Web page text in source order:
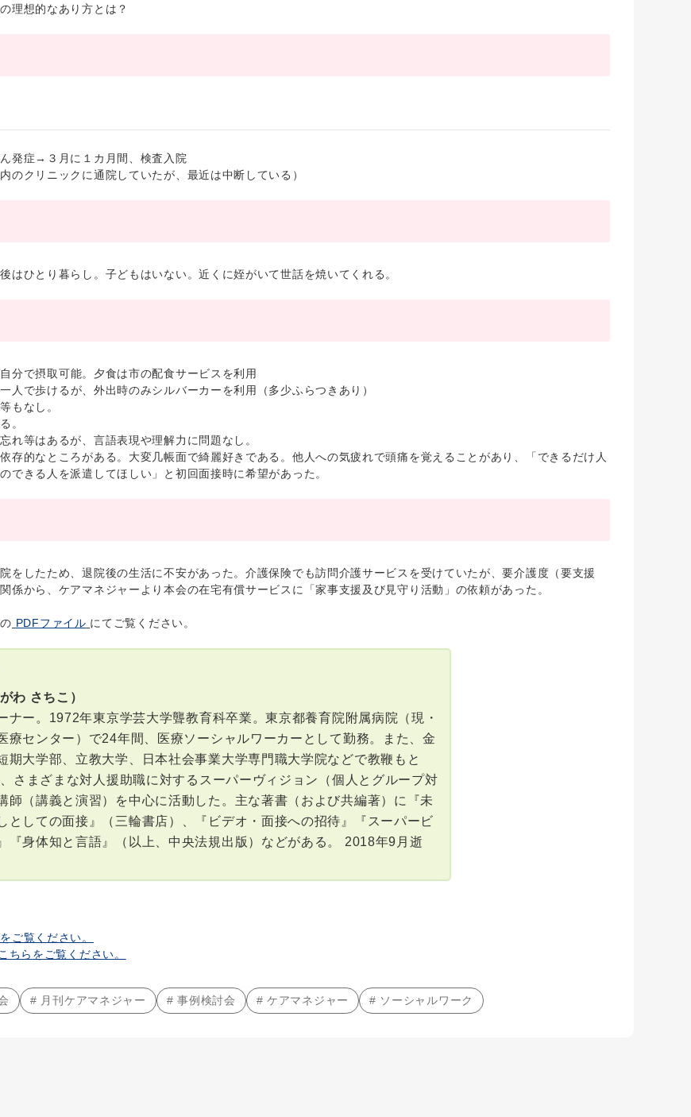
理想的なあり方とは？
ん発症→３月に１カ月間、検査入院
のクリニックに通院していたが、最近は中断している）
はひとり暮らし。子どもはいない。近くに姪がいて世話を焼いてくれる。
分で摂取可能。夕食は市の配食サービスを利用
人で歩けるが、外出時のみシルバーカーを利用（多少ふらつきあり）
もなし。
。
忘れ等はあるが、言語表現や理解力に問題なし。
依存的なところがある。大変几帳面で綺麗好きである。他人への気疲れで頭痛を覚えることがあり、「できるだけ人
できる人を派遣してほしい」と初回面接時に希望があった。
をしたため、退院後の生活に不安があった。介護保険でも訪問介護サービスを受けていたが、要介護度（要支援
係から、ケアマネジャーより本会の在宅有償サービスに「家事支援及び見守り活動」の依頼があった。
PDFファイル にてご覧ください。
わ さちこ）
ナー。1972年東京学芸大学聾教育科卒業。東京都養育院附属病院（現・
療センター）で24年間、医療ソーシャルワーカーとして勤務。また、金
期大学部、立教大学、日本社会事業大学専門職大学院などで教鞭もと
さまざまな対人援助職に対するスーパーヴィジョン（個人とグループ対
師（講義と演習）を中心に活動した。主な著書（および共編著）に『未
としての面接』（三輪書店）、『ビデオ・面接への招待』『スーパービ
『身体知と言語』（以上、中央法規出版）などがある。 2018年9月逝
ご覧ください。
ちらをご覧ください。
# 月刊ケアマネジャー # 事例検討会 # ケアマネジャー # ソーシャルワーク